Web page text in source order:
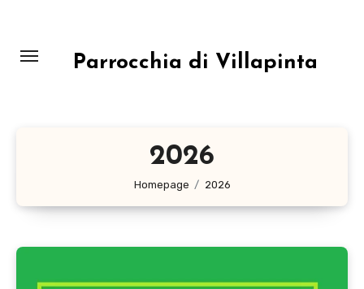
contenuto
Parrocchia di Villapinta
2026
Homepage 2026